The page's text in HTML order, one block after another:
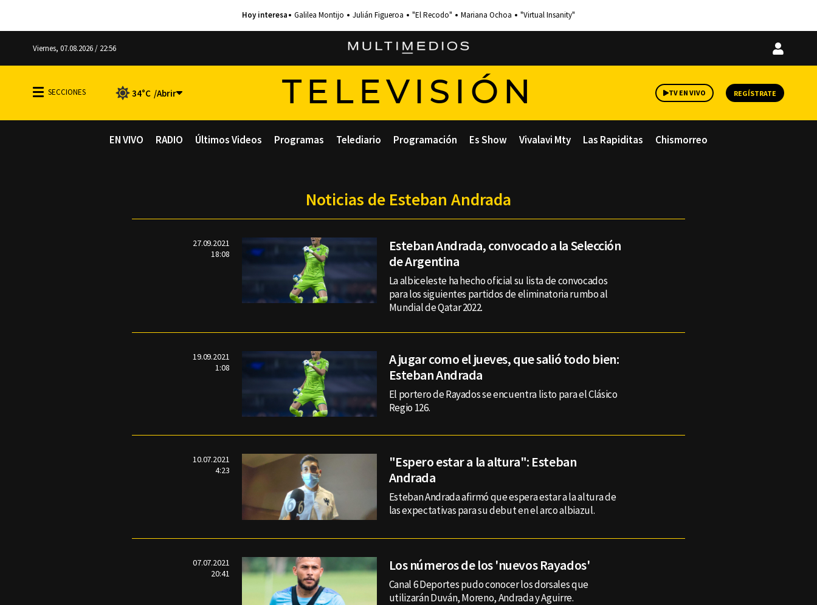
Galilea Montijo Julián Figueroa "El Recodo" Mariana Ochoa "Virtual Insanity"
Viernes, 07.08.2026 / 22:56
Iniciar
34°C TELEVISIÓN TV EN VIVO REGÍSTRATE
EN VIVO RADIO Últimos Videos Programas Telediario Programación Es Show Vivalavi Mty Las Rapiditas Chismorreo
Noticias de Esteban Andrada
27.09.2021
18:08
Esteban Andrada, convocado a la Selección
de Argentina
La albiceleste ha hecho oficial su lista de convocados
para los siguientes partidos de eliminatoria rumbo al
Mundial de Qatar 2022.
19.09.2021
1:08
A jugar como el jueves, que salió todo bien:
Esteban Andrada
El portero de Rayados se encuentra listo para el Clásico
Regio 126.
10.07.2021
4:23
"Espero estar a la altura": Esteban
Andrada
Esteban Andrada afirmó que espera estar a la altura de
las expectativas para su debut en el arco albiazul.
07.07.2021
20:41
Los números de los 'nuevos Rayados'
Canal 6 Deportes pudo conocer los dorsales que
utilizarán Duván, Moreno, Andrada y Aguirre.